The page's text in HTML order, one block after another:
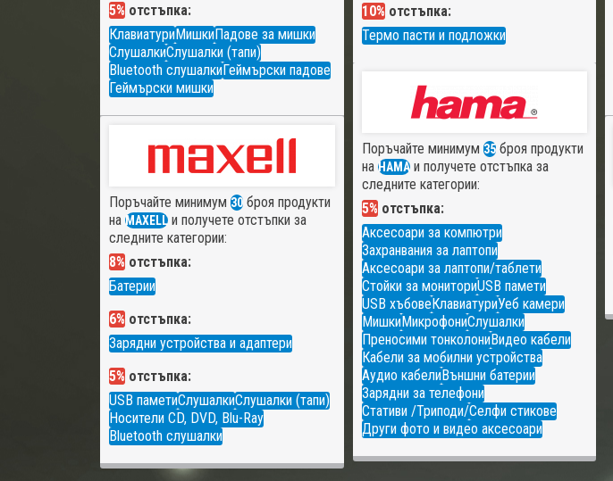
5% отстъпка:
КлавиатуриМишкиПадове за мишки
СлушалкиСлушалки (тапи)
Bluetooth слушалкиГеймърски падове
Геймърски мишки
10% отстъпка:
Термо пасти и подложки
Поръчайте минимум 35броя продукти
на HAMAи получете отстъпка за
следните категории:
5% отстъпка:
Аксесоари за компютри
Захранвания за лаптопи
Аксесоари за лаптопи/таблети
Стойки за мониториUSB памети
USB хъбовеКлавиатуриУеб камери
МишкиМикрофониСлушалки
Преносими тонколониВидео кабели
Кабели за мобилни устройства
Аудио кабелиВъншни батерии
Зарядни за телефони
Стативи /Триподи/Селфи стикове
Други фото и видео аксесоари
Поръчайте минимум 30 броя продукти
на MAXELL и получете отстъпки за
следните категории:
8% отстъпка:
Батерии
6% отстъпка:
Зарядни устройства и адаптери
5% отстъпка:
USB паметиСлушалкиСлушалки (тапи)
Носители CD, DVD, Blu-Ray
Bluetooth слушалки